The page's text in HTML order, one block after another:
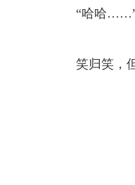
“哈哈……”。
笑归笑，但